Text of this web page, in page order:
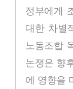
정부에게
대한 차별
노동조합
논쟁은 향
에 영향을